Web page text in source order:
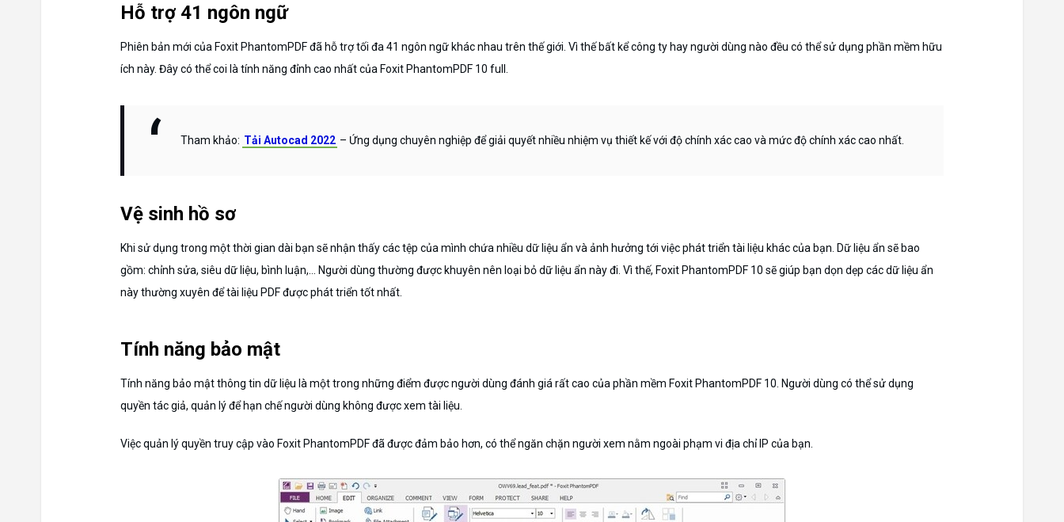
Hỗ trợ 41 ngôn ngữ
Phiên bản mới của Foxit PhantomPDF đã hỗ trợ tối đa 41 ngôn ngữ khác nhau trên thế giới. Vì thế bất kể công ty hay người dùng nào đều có thể sử dụng phần mềm hữu
ích này. Đây có thể coi là tính năng đỉnh cao nhất của Foxit PhantomPDF 10 full.
Tham khảo: Tải Autocad 2022 – Ứng dụng chuyên nghiệp để giải quyết nhiều nhiệm vụ thiết kế với độ chính xác cao và mức độ chính xác cao nhất.
Vệ sinh hồ sơ
Khi sử dụng trong một thời gian dài bạn sẽ nhận thấy các tệp của mình chứa nhiều dữ liệu ẩn và ảnh hưởng tới việc phát triển tài liệu khác của bạn. Dữ liệu ẩn sẽ bao
gồm: chỉnh sửa, siêu dữ liệu, bình luận,… Người dùng thường được khuyên nên loại bỏ dữ liệu ẩn này đi. Vì thế, Foxit PhantomPDF 10 sẽ giúp bạn dọn dẹp các dữ liệu ẩn
này thường xuyên để tài liệu PDF được phát triển tốt nhất.
Tính năng bảo mật
Tính năng bảo mật thông tin dữ liệu là một trong những điểm được người dùng đánh giá rất cao của phần mềm Foxit PhantomPDF 10. Người dùng có thể sử dụng
quyền tác giả, quản lý để hạn chế người dùng không được xem tài liệu.
Việc quản lý quyền truy cập vào Foxit PhantomPDF đã được đảm bảo hơn, có thể ngăn chặn người xem nằm ngoài phạm vi địa chỉ IP của bạn.